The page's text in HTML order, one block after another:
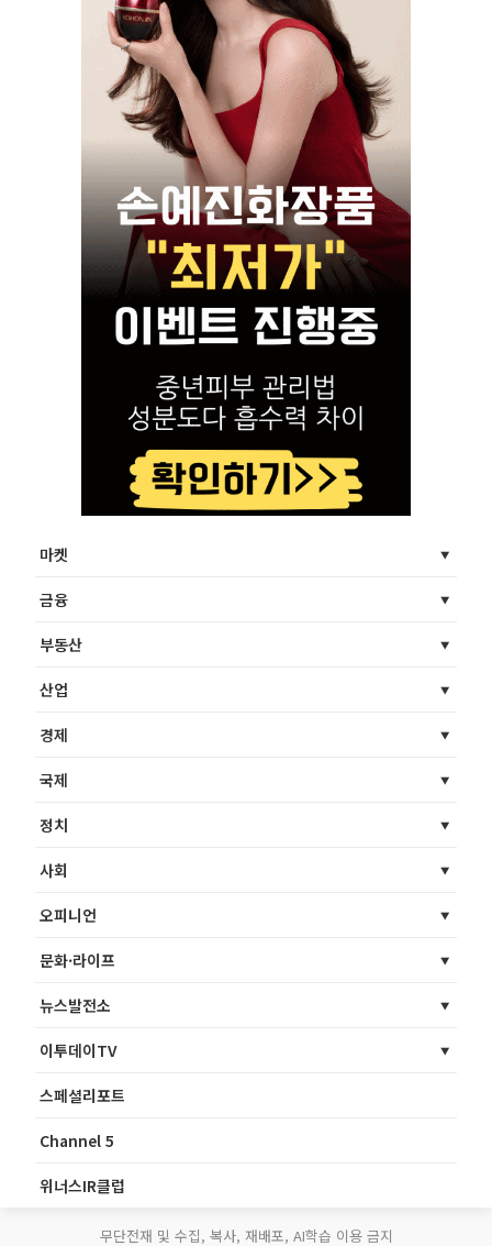
마켓
금융
부동산
산업
경제
국제
정치
사회
오피니언
문화·라이프
뉴스발전소
이투데이TV
스페셜리포트
Channel 5
위너스IR클럽
무단전재 및 수집, 복사, 재배포, AI학습 이용 금지